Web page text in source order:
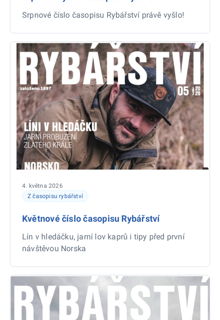
Srpnové číslo časopisu Rybářství právě vyšlo!
Z časopisu rybářství
4. května 2026
Květnové číslo časopisu Rybářství
Lín v hledáčku, jarní lov kaprů i tipy před první
návštěvou Norska